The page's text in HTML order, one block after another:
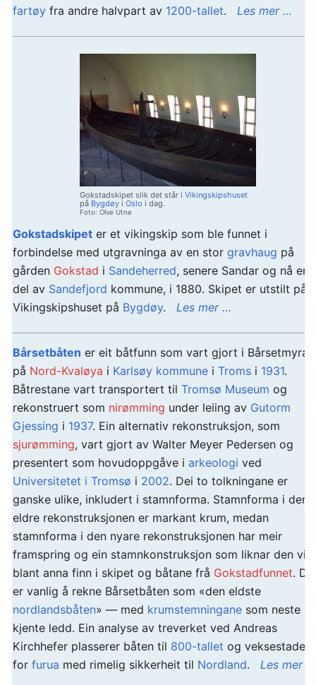
fartøy fra andre halvpart av 1200-tallet. Les mer …
Gokstadskipet slik det står i Vikingskipshuset
på Bygdøy i Oslo i dag.
Foto: Olve Utne
Gokstadskipet er et vikingskip som ble funnet i
forbindelse med utgravninga av en stor gravhaug på
gården Gokstad i Sandeherred, senere Sandar og nå en
del av Sandefjord kommune, i 1880. Skipet er utstilt på
Vikingskipshuset på Bygdøy. Les mer …
Bårsetbåten er eit båtfunn som vart gjort i Bårsetmyra
på Nord-Kvaløya i Karlsøy kommune i Troms i 1931.
Båtrestane vart transportert til Tromsø Museum og
rekonstruert som nirømming under leiing av Gutorm
Gjessing i 1937. Ein alternativ rekonstruksjon, som
sjurømming, vart gjort av Walter Meyer Pedersen og
presentert som hovudoppgåve i arkeologi ved
Universitetet i Tromsø i 2002. Dei to tolkningane er
ganske ulike, inkludert i stamnforma. Stamnforma i den
eldre rekonstruksjonen er markant krum, medan
stamnforma i den nyare rekonstruksjonen har meir
framspring og ein stamnkonstruksjon som liknar den vi
blant anna finn i skipet og båtane frå Gokstadfunnet.
er vanlig å rekne Bårsetbåten som «den eldste
nordlandsbåten» — med krumstemningane som neste
kjente ledd. Ein analyse av treverket ved Andreas
Kirchhefer plasserer båten til 800-tallet og veksestaden
for furua med rimelig sikkerheit til Nordland. Les mer …